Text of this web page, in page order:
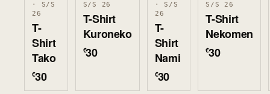
· S/S
26
T-
Shirt
Tako
€30
S/S 26
T-Shirt
Kuroneko
€30
· S/S
26
T-
Shirt
Nami
€30
S/S 26
T-Shirt
Nekomen
€30